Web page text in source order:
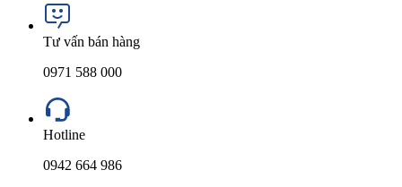
Tư vấn bán hàng
0971 588 000
Hotline
0942 664 986